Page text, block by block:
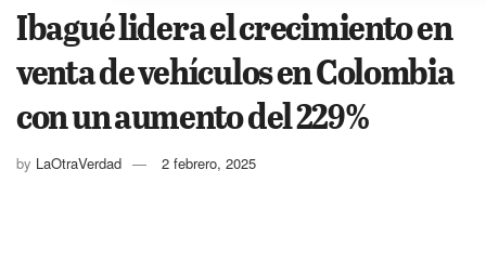
Ibagué lidera el crecimiento en
venta de vehículos en Colombia
con un aumento del 229%
by LaOtraVerdad 2 febrero, 2025